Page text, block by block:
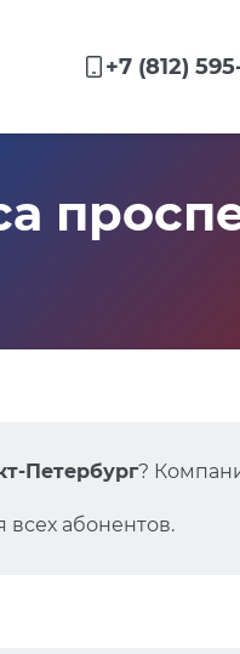
+7 (812)
Петербург?
абонентов.